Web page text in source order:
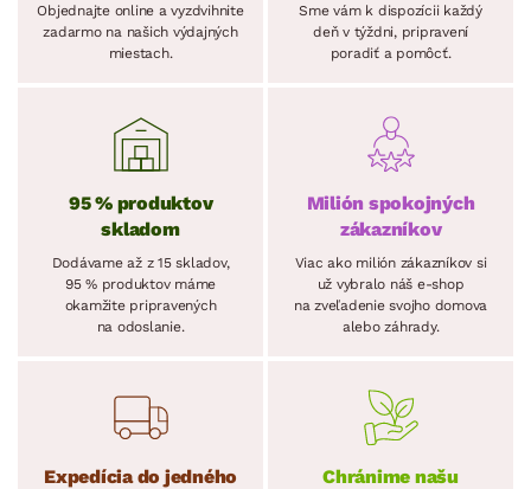
Objednajte online a vyzdvihnite
zadarmo na našich výdajných
miestach.
Sme vám k dispozícii každý
deň v týždni, pripravení
poradiť a pomôcť.
95 % produktov
skladom
Dodávame až z 15 skladov,
95 % produktov máme
okamžite pripravených
na odoslanie.
Milión spokojných
zákazníkov
Viac ako milión zákazníkov si
už vybralo náš e-shop
na zveľadenie svojho domova
alebo záhrady.
Expedícia do jedného
Chránime našu